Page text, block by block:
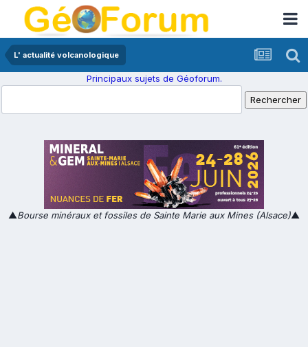
L' actualité volcanologique
Principaux sujets de Géoforum.
▲Bourse minéraux et fossiles de Sainte Marie aux Mines (Alsace)▲